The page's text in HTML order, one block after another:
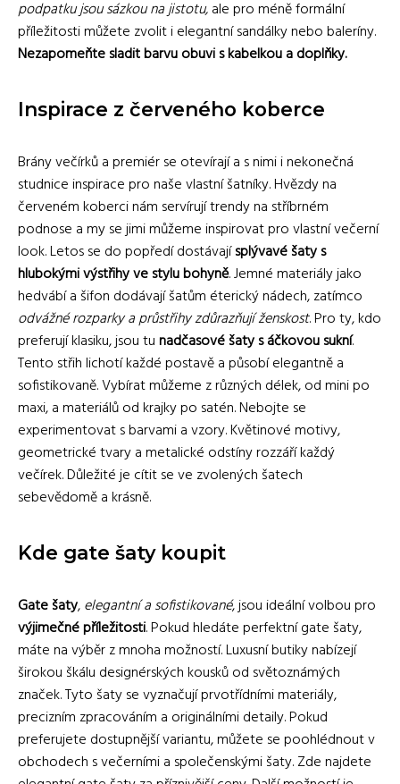
podpatku jsou sázkou na jistotu,ale pro méně formální
příležitosti můžete zvolit i elegantní sandálky nebo baleríny.
Nezapomeňte sladit barvu obuvi s kabelkou a doplňky.
Inspirace z červeného koberce
Brány večírků a premiér se otevírají a s nimi i nekonečná
studnice inspirace pro naše vlastní šatníky. Hvězdy na
červeném koberci nám servírují trendy na stříbrném
podnose a my se jimi můžeme inspirovat pro vlastní večerní
look. Letos se do popředí dostávajísplývavé šaty s
hlubokými výstřihy ve stylu bohyně. Jemné materiály jako
hedvábí a šifon dodávají šatům éterický nádech, zatímco
odvážné rozparky a průstřihy zdůrazňují ženskost. Pro ty, kdo
preferují klasiku, jsou tunadčasové šaty s áčkovou sukní.
Tento střih lichotí každé postavě a působí elegantně a
sofistikovaně. Vybírat můžeme z různých délek, od mini po
maxi, a materiálů od krajky po satén. Nebojte se
experimentovat s barvami a vzory. Květinové motivy,
geometrické tvary a metalické odstíny rozzáří každý
večírek. Důležité je cítit se ve zvolených šatech
sebevědomě a krásně.
Kde gate šaty koupit
Gate šaty,elegantní a sofistikované, jsou ideální volbou pro
výjimečné příležitosti. Pokud hledáte perfektní gate šaty,
máte na výběr z mnoha možností. Luxusní butiky nabízejí
širokou škálu designérských kousků od světoznámých
značek. Tyto šaty se vyznačují prvotřídními materiály,
precizním zpracováním a originálními detaily. Pokud
preferujete dostupnější variantu, můžete se poohlédnout v
obchodech s večerními a společenskými šaty. Zde najdete